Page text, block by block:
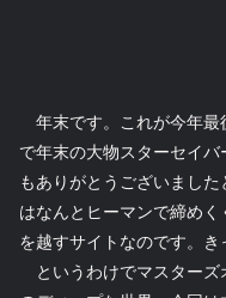
年末です。これが今年最
で年末の大物スターセイ
もありがとうございまし
はなんとヒーマンで締め
を越すサイトなのです。き
というわけでマスターズ